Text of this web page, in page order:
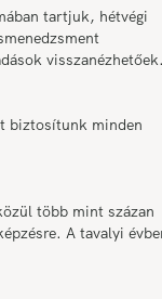
tartjuk, hétvégi
biztosítunk minden
több mint százan
A tavalyi